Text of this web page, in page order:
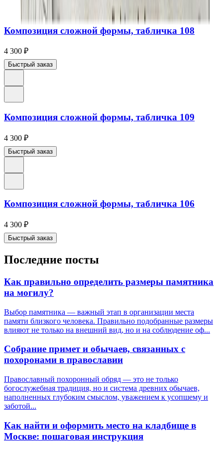
Композиция сложной формы, табличка 108
4 300 ₽
Быстрый заказ
Композиция сложной формы, табличка 109
4 300 ₽
Быстрый заказ
Композиция сложной формы, табличка 106
4 300 ₽
Быстрый заказ
Последние посты
Как правильно определить размеры памятника
на могилу?
Выбор памятника — важный этап в организации места
памяти близкого человека. Правильно подобранные размеры
влияют не только на внешний вид, но и на соблюдение оф...
Собрание примет и обычаев, связанных с
похоронами в православии
Православный похоронный обряд — это не только
богослужебная традиция, но и система древних обычаев,
наполненных глубоким смыслом, уважением к усопшему и
заботой...
Как найти и оформить место на кладбище в
Москве: пошаговая инструкция